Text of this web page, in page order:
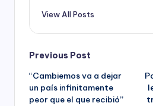
View All Posts
Post
navigation
Previous Post
“Cambiemos va a dejar
un país infinitamente
peor que el que recibió”